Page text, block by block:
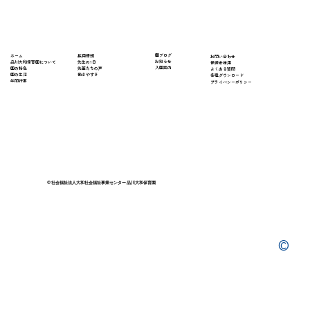
© 社会福祉法人大和社会福祉事業センター 品川大和保育園
​お問い合わせ
保護者様用
よくある質問
​各種ダウンロード
プライバシーポリシー
​園ブログ
お知らせ
入園案内
採用情報
先生の1日
先輩たちの声
働きやすさ
ホーム
​品川大和保育園について
園の特色
園の生活
年間行事
©